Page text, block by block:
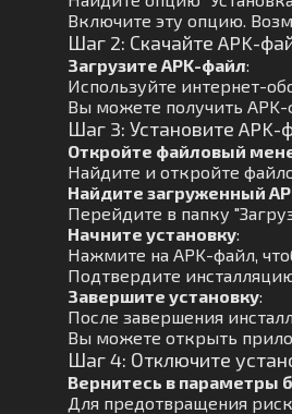
Включите эту опцию.
Шаг 2: Скачайте APK-
Загрузите APK-файл:
Используйте интернет-
Вы можете получить APK-
Шаг 3: Установите APK-
Откройте файловый
Найдите и откройте
Найдите загруженный
Перейдите в папку
Начните установку:
Нажмите на APK-файл,
Подтвердите
Завершите установку:
После завершения
Вы можете открыть
Шаг 4: Отключите
Вернитесь в параметры
Для предотвращения